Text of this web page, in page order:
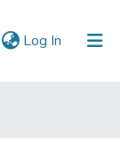
Log In (current)